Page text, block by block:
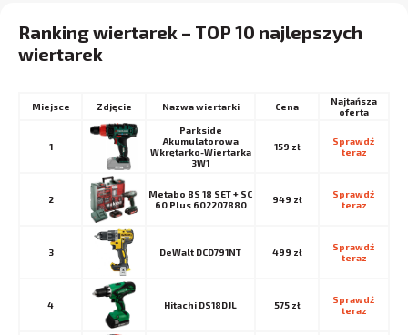
Ranking wiertarek – TOP 10 najlepszych
wiertarek
Miejsce Nazwa wiertarki Cena
Najtańsza
oferta
1
Parkside
Akumulatorowa
Wkrętarko-Wiertarka
3W1
159 zł
Sprawdź
teraz
2
Metabo BS 18 SET + SC
60 Plus 602207880
949 zł
Sprawdź
teraz
3 DeWalt DCD791NT 499 zł
Sprawdź
teraz
4 Hitachi DS18DJL 575 zł
Sprawdź
teraz